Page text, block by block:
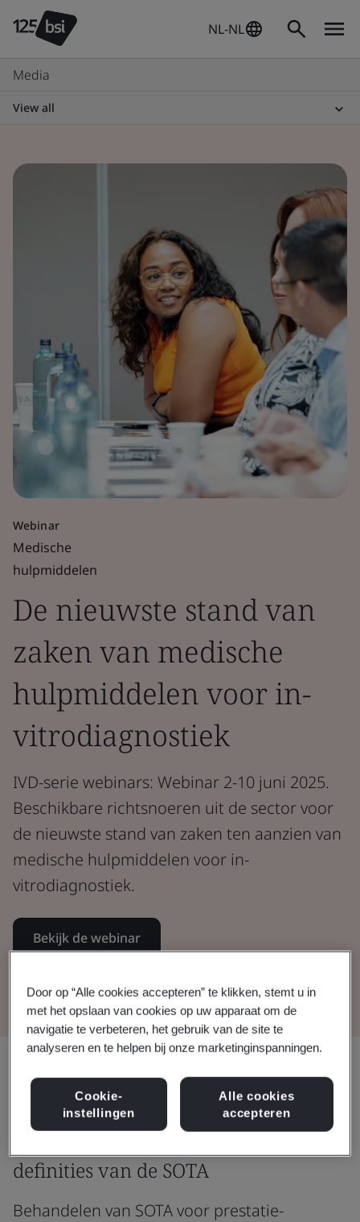
NL-NL
Media
View all
Webinar
Medische
hulpmiddelen
De nieuwste stand van
zaken van medische
hulpmiddelen voor in-
vitrodiagnostiek
IVD-serie webinars: Webinar 2-10 juni 2025.
Beschikbare richtsnoeren uit de sector voor
de nieuwste stand van zaken ten aanzien van
medische hulpmiddelen voor in-
vitrodiagnostiek.
Bekijk de webinar
Onze experts op dit gebied geven
definities van de SOTA
Behandelen van SOTA voor prestatie-
Door op “Alle cookies accepteren” te klikken, stemt u in
met het opslaan van cookies op uw apparaat om de
navigatie te verbeteren, het gebruik van de site te
analyseren en te helpen bij onze marketinginspanningen.
Cookie-
instellingen
Alle cookies
accepteren